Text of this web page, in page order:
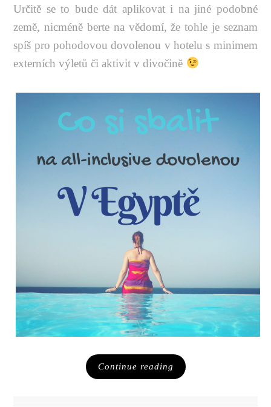
Určitě se to bude dát aplikovat i na jiné podobné
země, nicméně berte na vědomí, že tohle je seznam
spíš pro pohodovou dovolenou v hotelu s minimem
externích výletů či aktivit v divočině
Continue reading